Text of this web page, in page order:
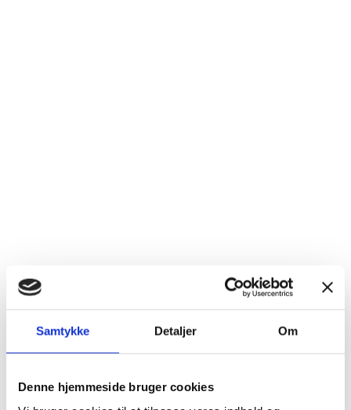
Samtykke Detaljer Om
Denne hjemmeside bruger cookies